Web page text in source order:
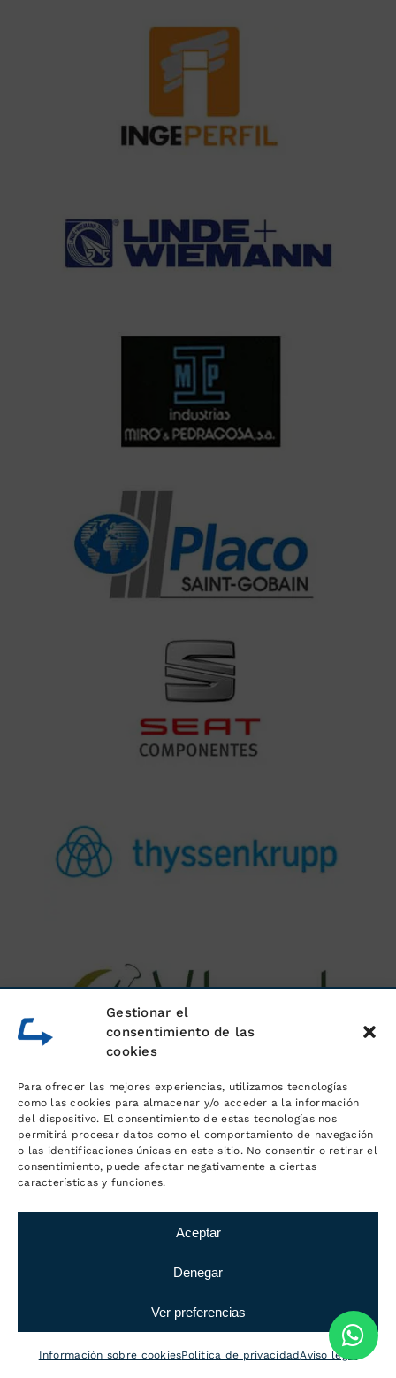
Gestionar el
consentimiento de las
cookies
Para ofrecer las mejores experiencias, utilizamos tecnologías
como las cookies para almacenar y/o acceder a la información
del dispositivo. El consentimiento de estas tecnologías nos
permitirá procesar datos como el comportamiento de navegación
o las identificaciones únicas en este sitio. No consentir o retirar el
consentimiento, puede afectar negativamente a ciertas
características y funciones.
Aceptar
Denegar
Ver preferencias
Información sobre cookiesPolítica de privacidadAviso legal